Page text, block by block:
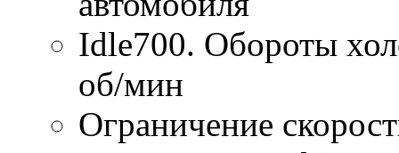
Idle700. Обороты
об/мин
Ограничение